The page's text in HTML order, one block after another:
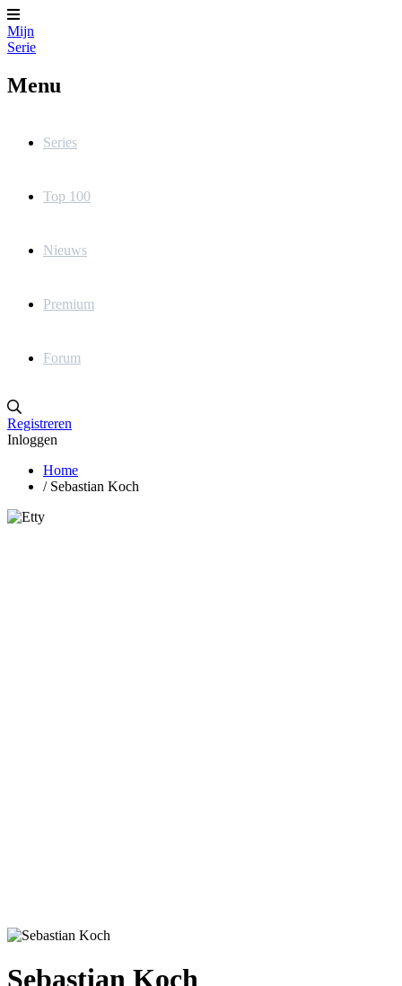
Mijn
Serie
Menu
Series
Top 100
Nieuws
Premium
Forum
Registreren
Inloggen
Home
/ Sebastian Koch
Sebastian Koch